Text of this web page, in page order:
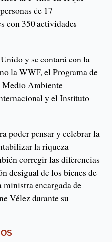
de 17
con 350 actividades
y se contará con la
la WWF, el Programa de
Medio Ambiente
y el Instituto
poder pensar y celebrar la
la riqueza
corregir las diferencias
desigual de los bienes de
encargada de
Vélez durante su